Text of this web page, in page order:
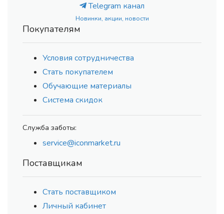
Telegram канал
Новинки, акции, новости
Покупателям
Условия сотрудничества
Стать покупателем
Обучающие материалы
Система скидок
Служба заботы:
service@iconmarket.ru
Поставщикам
Стать поставщиком
Личный кабинет